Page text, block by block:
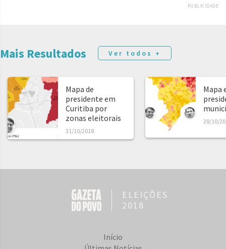
PUBLICIDADE
Mais Resultados Ver todos +
Mapa de
presidente em
Curitiba por
zonas eleitorais
31/10/2018
Mapa
28/10/
ELEIÇÕES
2018
Início